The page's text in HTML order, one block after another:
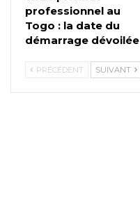
professionnel au
Togo : la date du
démarrage dévoilée
PRÉCÉDENT SUIVANT